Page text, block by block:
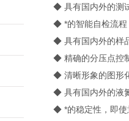
◆ 具有国内外的测试
◆ *的智能自检流程
◆ 具有国内外的样品
◆ 精确的分压点控制
◆ 清晰形象的图形化
◆ 具有国内外的液氮
◆ *的稳定性，即使